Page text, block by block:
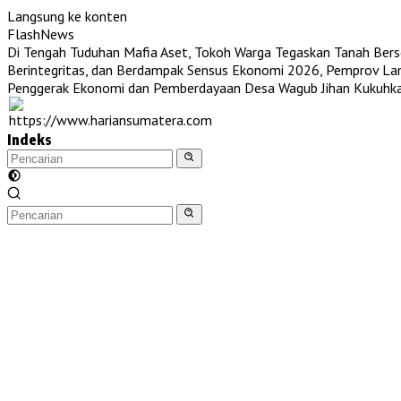
Langsung ke konten
FlashNews
Di Tengah Tuduhan Mafia Aset, Tokoh Warga Tegaskan Tanah
Berintegritas, dan Berdampak Sensus Ekonomi 2026, Pemprov
Penggerak Ekonomi dan Pemberdayaan Desa Wagub Jihan
Indeks